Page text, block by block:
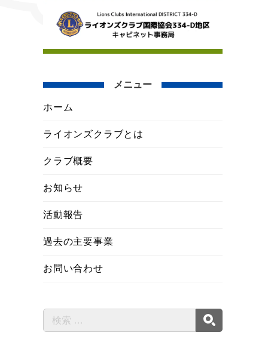
メニュー
ホーム
ライオンズクラブとは
クラブ概要
お知らせ
活動報告
過去の主要事業
お問い合わせ